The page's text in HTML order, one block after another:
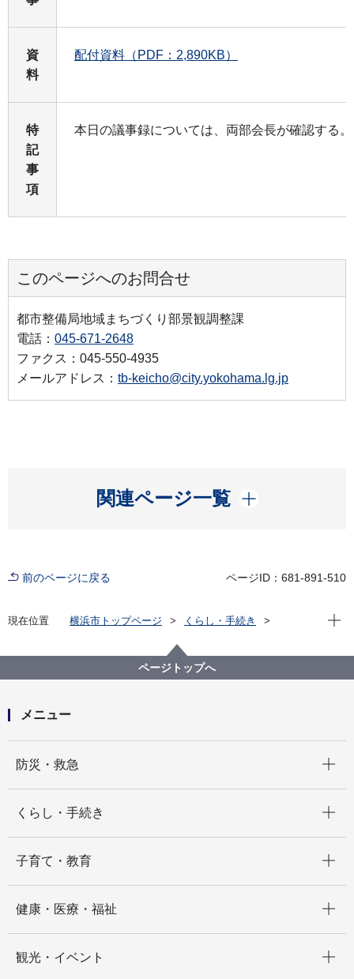
資
料
配付資料（PDF：2,890KB）
特
記
事
項
本日の議事録については、両部会長が確認する。
このページへのお問合せ
都市整備局地域まちづくり部景観調整課
電話： 045-671-2648
ファクス：045-550-4935
メールアドレス： tb-keicho@city.yokohama.lg.jp
関連ページ一覧
開く
前のページに戻る ページID：681-891-510
現在位置 横浜市トップページ
くらし・手続き
横浜市都市美対策審議会
横浜市都市美対策審議会 表彰広報部会の議事録
平成29年度横浜市地域まちづくり推進委員会表彰部会
現在
ページトップへ
メニュー
防災・救急
くらし・手続き
子育て・教育
健康・医療・福祉
観光・イベント